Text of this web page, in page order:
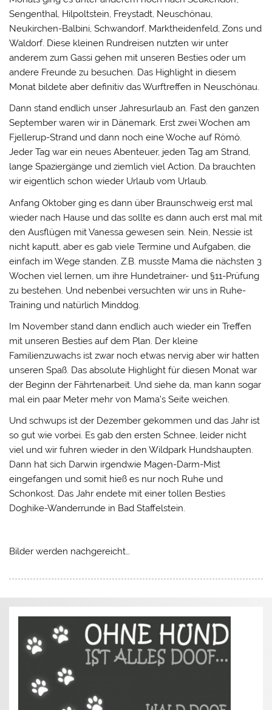
Sengenthal, Hilpoltstein, Freystadt, Neuschönau,
Neukirchen-Balbini, Schwandorf, Marktheidenfeld, Zons und
Waldorf. Diese kleinen Rundreisen nutzten wir unter
anderem zum Gassi gehen mit unseren Besties oder um
andere Freunde zu besuchen. Das Highlight in diesem
Monat bildete aber definitiv das Wurftreffen in Neuschönau.
Dann stand endlich unser Jahresurlaub an. Fast den ganzen
September waren wir in Dänemark. Erst zwei Wochen am
Fjellerup-Strand und dann noch eine Woche auf Römö.
Jeder Tag war ein neues Abenteuer, jeden Tag am Strand,
lange Spaziergänge und ziemlich viel Action. Da brauchten
wir eigentlich schon wieder Urlaub vom Urlaub.
Anfang Oktober ging es dann über Braunschweig erst mal
wieder nach Hause und das sollte es dann auch erst mal mit
den Ausflügen mit Vanessa gewesen sein. Nein, Nessie ist
nicht kaputt, aber es gab viele Termine und Aufgaben, die
einfach im Wege standen. Z.B. musste Mama die nächsten 3
Wochen viel lernen, um ihre Hundetrainer- und §11-Prüfung
zu bestehen. Und nebenbei versuchten wir uns in Ruhe-
Training und natürlich Minddog.
Im November stand dann endlich auch wieder ein Treffen
mit unseren Besties auf dem Plan. Der kleine
Familienzuwachs ist zwar noch etwas nervig aber wir hatten
unseren Spaß. Das absolute Highlight für diesen Monat war
der Beginn der Fährtenarbeit. Und siehe da, man kann sogar
mal ein paar Meter mehr von Mama’s Seite weichen.
Und schwups ist der Dezember gekommen und das Jahr ist
so gut wie vorbei. Es gab den ersten Schnee, leider nicht
viel und wir fuhren wieder in den Wildpark Hundshaupten.
Dann hat sich Darwin irgendwie Magen-Darm-Mist
eingefangen und somit hieß es nur noch Ruhe und
Schonkost. Das Jahr endete mit einer tollen Besties
Doghike-Wanderrunde in Bad Staffelstein.
Bilder werden nachgereicht…